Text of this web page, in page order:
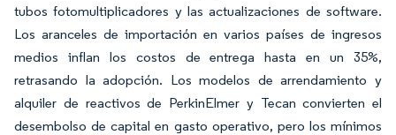
tubos fotomultiplicadores y las actualizaciones de software.
Los aranceles de importación en varios países de ingresos
medios inflan los costos de entrega hasta en un 35%,
retrasando la adopción. Los modelos de arrendamiento y
alquiler de reactivos de PerkinElmer y Tecan convierten el
desembolso de capital en gasto operativo, pero los mínimos